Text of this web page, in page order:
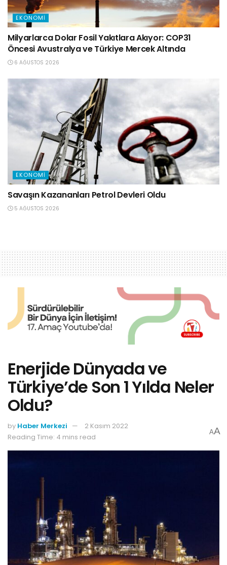
EKONOMI
Milyarlarca Dolar Fosil Yakıtlara Akıyor: COP31
Öncesi Avustralya ve Türkiye Mercek Altında
6 AĞUSTOS 2026
EKONOMI
Savaşın Kazananları Petrol Devleri Oldu
5 AĞUSTOS 2026
Enerjide Dünyada ve
Türkiye’de Son 1 Yılda Neler
Oldu?
by Haber Merkezi
2 Kasım 2022
Reading Time: 4 mins read
AA